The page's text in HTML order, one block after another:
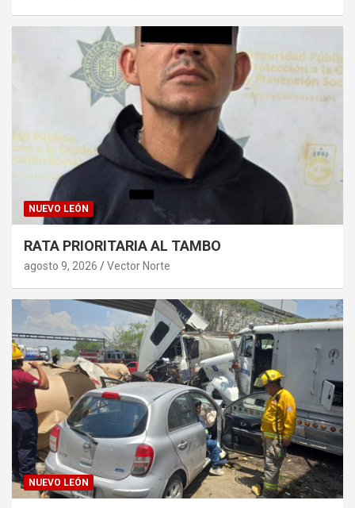
NUEVO LEÓN
RATA PRIORITARIA AL TAMBO
agosto 9, 2026 Vector Norte
NUEVO LEÓN